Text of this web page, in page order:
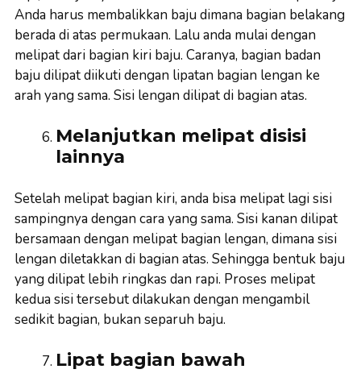
Anda harus membalikkan baju dimana bagian belakang
berada di atas permukaan. Lalu anda mulai dengan
melipat dari bagian kiri baju. Caranya, bagian badan
baju dilipat diikuti dengan lipatan bagian lengan ke
arah yang sama. Sisi lengan dilipat di bagian atas.
Melanjutkan melipat disisi
lainnya
Setelah melipat bagian kiri, anda bisa melipat lagi sisi
sampingnya dengan cara yang sama. Sisi kanan dilipat
bersamaan dengan melipat bagian lengan, dimana sisi
lengan diletakkan di bagian atas. Sehingga bentuk baju
yang dilipat lebih ringkas dan rapi. Proses melipat
kedua sisi tersebut dilakukan dengan mengambil
sedikit bagian, bukan separuh baju.
Lipat bagian bawah